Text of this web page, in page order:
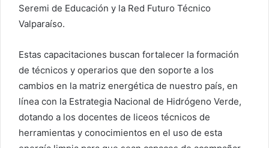
Seremi de Educación y la Red Futuro Técnico
Valparaíso.
Estas capacitaciones buscan fortalecer la formación
de técnicos y operarios que den soporte a los
cambios en la matriz energética de nuestro país, en
línea con la Estrategia Nacional de Hidrógeno Verde,
dotando a los docentes de liceos técnicos de
herramientas y conocimientos en el uso de esta